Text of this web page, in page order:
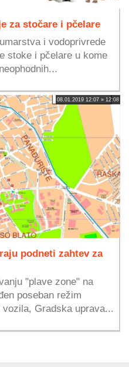
za stočare i pčelare
i vodoprivrede
stoke i pčelare u kome
08.01.2019 12:07 » 12:08
podneti zahtev za
"plave zone" na
poseban režim
Gradska uprava...